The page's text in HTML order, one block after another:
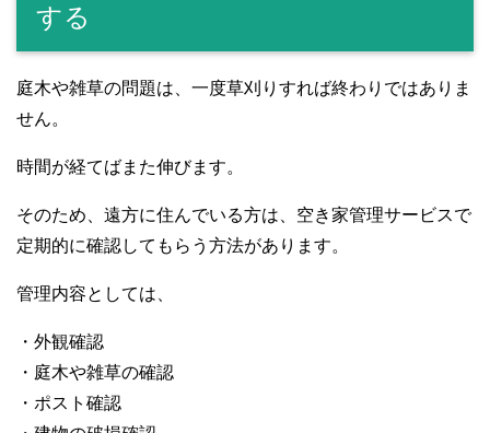
する
庭木や雑草の問題は、一度草刈りすれば終わりではありま
せん。
時間が経てばまた伸びます。
そのため、遠方に住んでいる方は、空き家管理サービスで
定期的に確認してもらう方法があります。
管理内容としては、
・外観確認
・庭木や雑草の確認
・ポスト確認